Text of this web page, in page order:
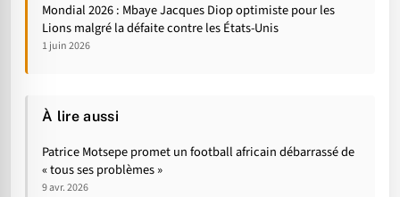
Mondial 2026 : Mbaye Jacques Diop optimiste pour les
Lions malgré la défaite contre les États-Unis
1 juin 2026
À lire aussi
Patrice Motsepe promet un football africain débarrassé de
« tous ses problèmes »
9 avr. 2026